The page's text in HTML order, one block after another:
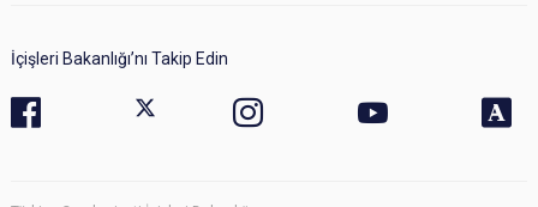
İçişleri Bakanlığı’nı Takip Edin